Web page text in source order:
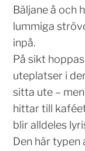
Bäljane å och
lummiga
inpå.
På sikt
uteplatser i
sitta ute –
hittar till
blir alldeles
Den här